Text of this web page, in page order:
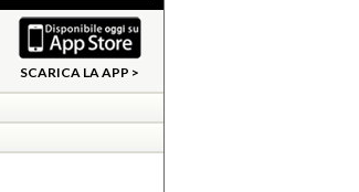
SCARICA LA APP >